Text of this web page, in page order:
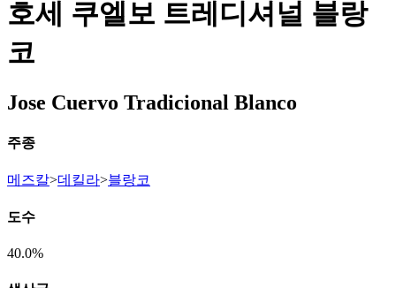
호세 쿠엘보 트레디셔널 블랑
코
Jose Cuervo Tradicional Blanco
주종
메즈칼>데킬라>블랑코
도수
40.0%